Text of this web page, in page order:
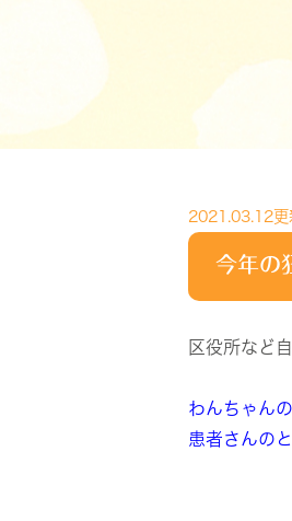
2021.03.12更
今年の
区役所など
わんちゃん
患者さんの